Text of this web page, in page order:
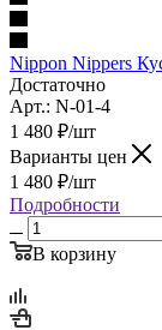
Nippon Nippers
Достаточно
Арт.: N-01-4
1 480 ₽/шт
Варианты цен
1 480 ₽/шт
Подробности
В корзину